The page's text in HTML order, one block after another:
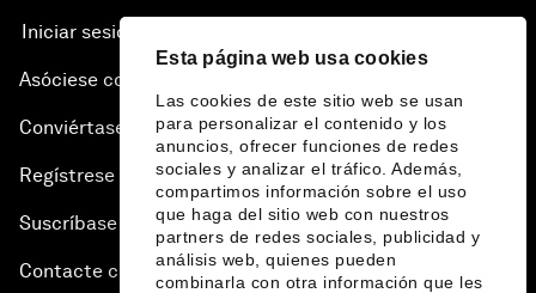
Esta página web usa cookies
Las cookies de este sitio web se usan
para personalizar el contenido y los
anuncios, ofrecer funciones de redes
sociales y analizar el tráfico. Además,
compartimos información sobre el uso
que haga del sitio web con nuestros
partners de redes sociales, publicidad y
análisis web, quienes pueden
combinarla con otra información que les
Iniciar sesión
Asóciese con nosotros
Conviértase en miembro
Regístrese para recibir nuestras notas de prensa
Suscríbase a nuestros boletines
Contacte con nosotros